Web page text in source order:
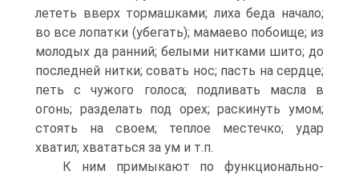
лететь вверх тормашками; лиха беда начало;
во все лопатки (убегать); мамаево побоище; из
молодых да ранний; белыми нитками шито; до
последней нитки; совать нос; пасть на сердце;
петь с чужого голоса; подливать масла в
огонь; разделать под орех; раскинуть умом;
стоять на своем; теплое местечко; удар
хватил; хвататься за ум и т.п.
К ним примыкают по функционально-